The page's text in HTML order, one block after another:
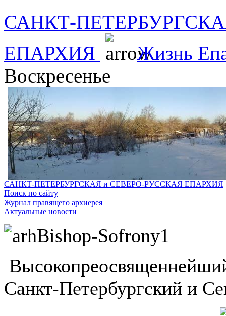
САНКТ-
ЕПАРХИЯ
Жизнь
Воскресенье
САНКТ-ПЕТЕРБУРГСКАЯ и СЕВЕРО-РУССКАЯ ЕПАРХИЯ
Поиск по сайту
Журнал правящего архиерея
Актуальные новости
Санкт-Петербургский и